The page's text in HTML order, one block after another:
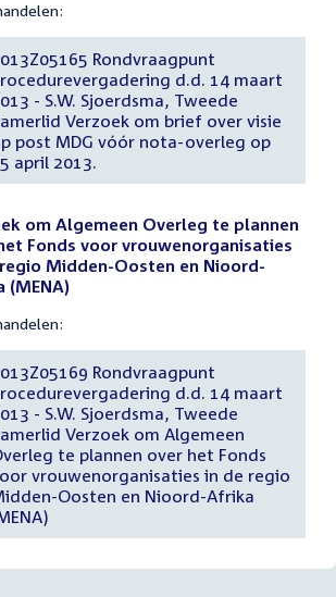
Rondvraagpunt
d.d. 14 maart
- S.W. Sjoerdsma, Tweede
Verzoek om brief over visie
post MDG vóór nota-overleg op
april 2013.
om Algemeen Overleg te plannen
Fonds voor vrouwenorganisaties
Midden-Oosten en Nioord-
(MENA)
Rondvraagpunt
d.d. 14 maart
- S.W. Sjoerdsma, Tweede
Verzoek om Algemeen
te plannen over het Fonds
vrouwenorganisaties in de regio
Oosten en Nioord-Afrika